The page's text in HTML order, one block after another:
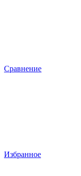
Сравнение
Избранное